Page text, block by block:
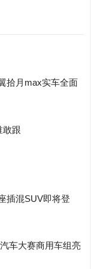
拾月max实车全面
敢跟
插混SUV即将登
车大赛商用车组亮